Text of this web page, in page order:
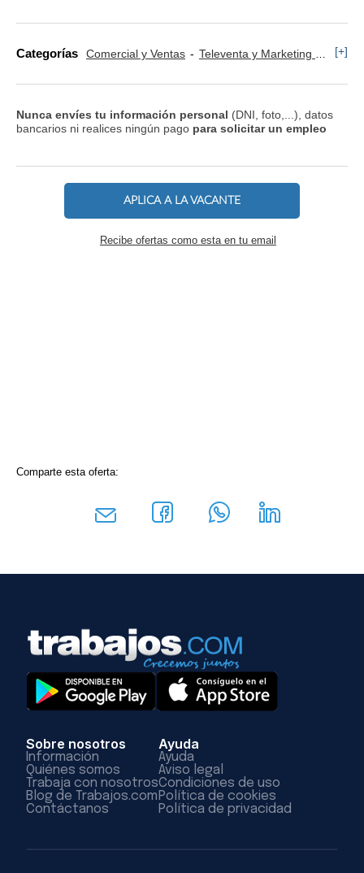
Categorías Comercial y Ventas Televenta y Marketing Telefónico [+]
Nunca envíes tu información personal (DNI, foto,...), datos
bancarios ni realices ningún pago para solicitar un empleo
APLICA A LA VACANTE
Recibe ofertas como esta en tu email
Comparte esta oferta:
Sobre nosotros
Información
Quiénes somos
Trabaja con nosotros
Blog de Trabajos.com
Contáctanos
Ayuda
Ayuda
Aviso legal
Condiciones de uso
Política de cookies
Política de privacidad